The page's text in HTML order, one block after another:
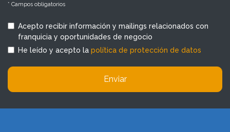
* Campos obligatorios
Acepto recibir información y mailings relacionados con
franquicia y oportunidades de negocio
He leído y acepto la política de protección de datos
Enviar